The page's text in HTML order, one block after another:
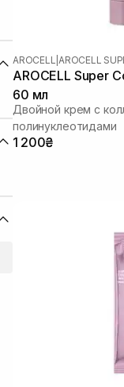
AROCELL AROCELL
AROCELL Super
60 мл
Двойной крем с
полинуклеотидами
1 200₴